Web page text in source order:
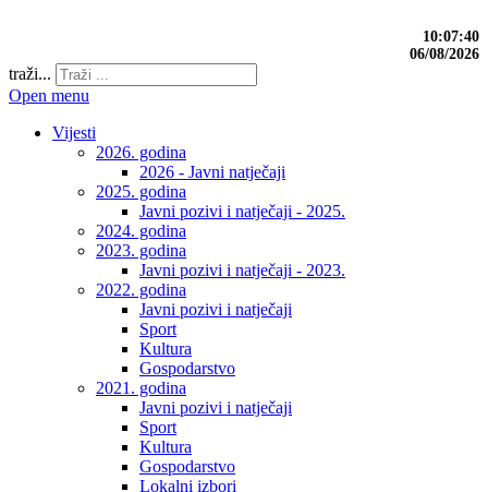
10:07:41
06/08/2026
traži...
Open menu
Vijesti
2026. godina
2026 - Javni natječaji
2025. godina
Javni pozivi i natječaji - 2025.
2024. godina
2023. godina
Javni pozivi i natječaji - 2023.
2022. godina
Javni pozivi i natječaji
Sport
Kultura
Gospodarstvo
2021. godina
Javni pozivi i natječaji
Sport
Kultura
Gospodarstvo
Lokalni izbori